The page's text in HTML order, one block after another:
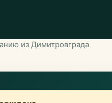
из Димитровграда